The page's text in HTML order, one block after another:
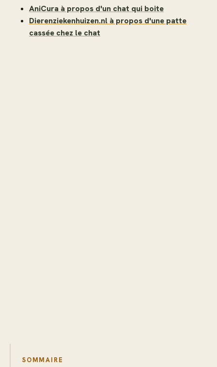
AniCura à propos d'un chat qui boite
Dierenziekenhuizen.nl à propos d'une patte
cassée chez le chat
SOMMAIRE